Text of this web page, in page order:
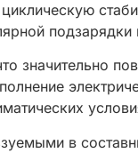
значительно
в